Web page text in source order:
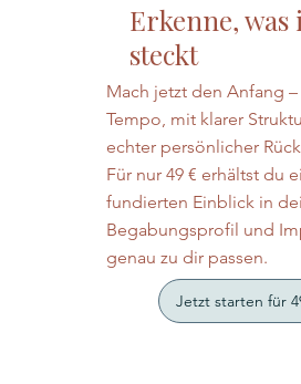
Erkenne,
steckt
Mach jetzt den Anfang
Tempo, mit klarer
echter persönlicher
Für nur 49 € erhältst du
fundierten Einblick in
Begabungsprofil und
genau zu dir passen.
Jetzt starten für